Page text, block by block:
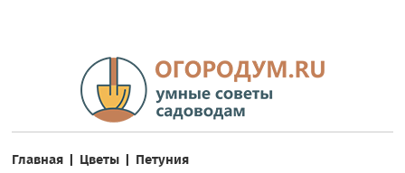
Главная | Цветы | Петуния